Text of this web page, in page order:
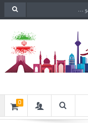
0